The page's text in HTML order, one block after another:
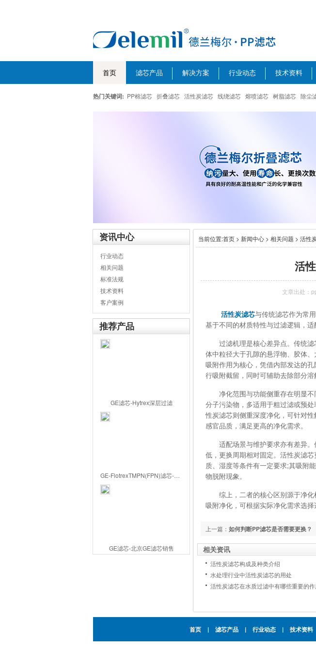
首页 滤芯产品 解决方案 行业动态 技术资料
热门关键词: PP棉滤芯 折叠滤芯 活性炭滤芯 线绕滤芯 熔喷滤芯 树脂滤芯 除尘
当前位置:首页 > 新闻中心 > 相关问题 > 活性
活
文章出处：
活性炭滤芯与传统滤芯作为常
基于不同的材质特性与过滤逻辑，
过滤机理是核心差异点。传统滤
体中粒径大于孔隙的悬浮物、胶体
吸附作用为核心，凭借内部发达的
行吸附截留，同时可辅助去除部分溶
净化范围与功能侧重存在明显不
分子污染物，多适用于粗过滤或预
性炭滤芯则侧重深度净化，可针对
感官品质，满足更高的净化需求。
适配场景与维护要求亦有差异。
低，更换周期相对固定。活性炭滤
质、湿度等条件有一定要求;其吸附
物脱附现象。
综上，二者的核心区别源于净化
吸附净化，可根据实际净化需求选
上一篇： 如何判断PP滤芯是否需要更换？
相关资讯
活性炭滤芯构成及种类介绍
水处理行业中活性炭滤芯的用处
活性炭滤芯在水质过滤中有哪些重要的作
资讯中心
行业动态
相关问题
标准法规
技术资料
客户案例
推荐产品
GE滤芯-Hytrex深层过滤
GE-FlotrexTMPN(FPN)滤芯-北京GE滤芯代理
GE滤芯-北京GE滤芯销售
首页 | 滤芯产品 | 行业动态 | 技术资料